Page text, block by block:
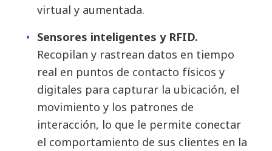
virtual y aumentada.
Sensores inteligentes y RFID.
Recopilan y rastrean datos en tiempo
real en puntos de contacto físicos y
digitales para capturar la ubicación, el
movimiento y los patrones de
interacción, lo que le permite conectar
el comportamiento de sus clientes en la